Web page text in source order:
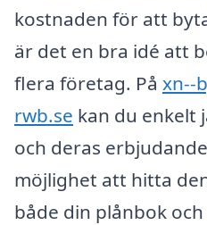
kostnaden för att
är det en bra idé att
flera företag. På xn--
rwb.se kan du enkelt
och deras
möjlighet att hitta
både din plånbok